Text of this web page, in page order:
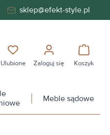
sklep@efekt-style.pl
Masz 0 przedmioty na
Ulubione Zaloguj się Koszyk
Meble sądowe